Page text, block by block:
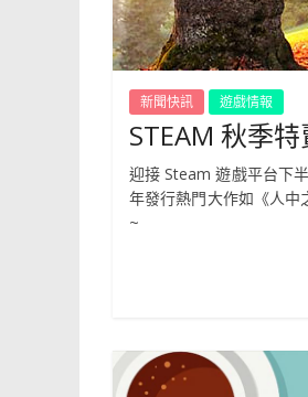
新聞快訊 遊戲情報
STEAM 秋季
迎接 Steam 遊戲平台下
年發行熱門大作如《人中
~